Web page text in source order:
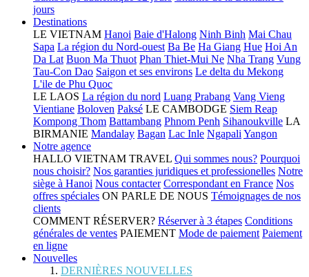
jours
Destinations
LE VIETNAM Hanoi Baie d'Halong Ninh Binh Mai Chau
Sapa La région du Nord-ouest Ba Be Ha Giang Hue Hoi An
Da Lat Buon Ma Thuot Phan Thiet-Mui Ne Nha Trang Vung
Tau-Con Dao Saigon et ses environs Le delta du Mekong
L'ile de Phu Quoc
LE LAOS La région du nord Luang Prabang Vang Vieng
Vientiane Boloven Paksé LE CAMBODGE Siem Reap
Kompong Thom Battambang Phnom Penh Sihanoukville LA
BIRMANIE Mandalay Bagan Lac Inle Ngapali Yangon
Notre agence
HALLO VIETNAM TRAVEL Qui sommes nous? Pourquoi
nous choisir? Nos garanties juridiques et professionelles Notre
siège à Hanoi Nous contacter Correspondant en France Nos
offres spéciales ON PARLE DE NOUS Témoignages de nos
clients
COMMENT RÉSERVER? Réserver à 3 étapes Conditions
générales de ventes PAIEMENT Mode de paiement Paiement
en ligne
Nouvelles
DERNIÈRES NOUVELLES